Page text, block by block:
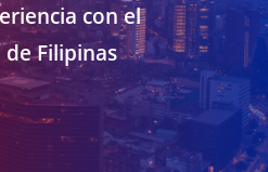
con el
Filipinas